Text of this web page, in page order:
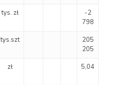
tys. zł
-2
798
tys.szt
205
205
zł 5,04